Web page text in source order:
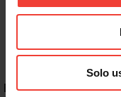
Solo
ENLACES